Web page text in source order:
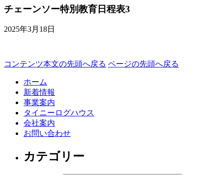
チェーンソー特別教育日程表3
2025年3月18日
コンテンツ本文の先頭へ戻る ページの先頭へ戻る
ホーム
新着情報
事業案内
タイニーログハウス
会社案内
お問い合わせ
カテゴリー